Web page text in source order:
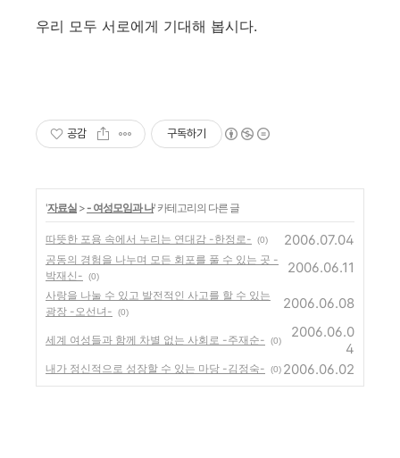
우리 모두 서로에게 기대해 봅시다.
공감 구독하기
'자료실 >- 여성모임과 나' 카테고리의 다른 글
따뜻한 포용 속에서 누리는 연대감 -한정로- (0) 2006.07.04
공동의 경험을 나누며 모든 회포를 풀 수 있는 곳 -
박재신-
(0)
2006.06.11
사랑을 나눌 수 있고 발전적인 사고를 할 수 있는
광장 -오선녀-
(0)
2006.06.08
세계 여성들과 함께 차별 없는 사회로 -주재순- (0)
2006.06.0
4
내가 정신적으로 성장할 수 있는 마당 -김정숙- (0) 2006.06.02